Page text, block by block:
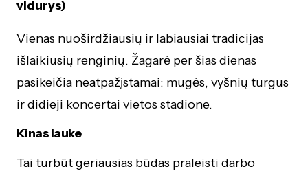
vidurys)
Vienas nuoširdžiausių ir labiausiai tradicijas
išlaikiusių renginių. Žagarė per šias dienas
pasikeičia neatpažįstamai: mugės, vyšnių turgus
ir didieji koncertai vietos stadione.
Kinas lauke
Tai turbūt geriausias būdas praleisti darbo